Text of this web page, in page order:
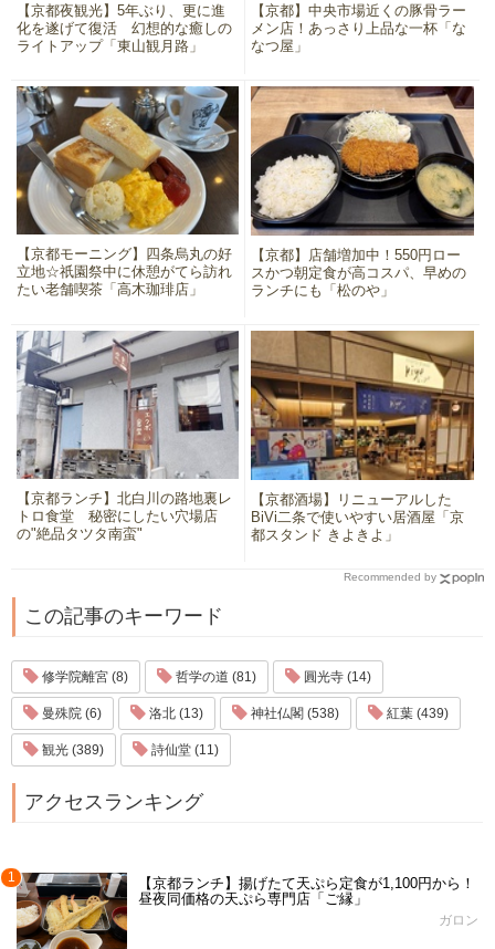
【京都夜観光】5年ぶり、更に進
化を遂げて復活 幻想的な癒しの
ライトアップ「東山観月路」
【京都】中央市場近くの豚骨ラー
メン店！あっさり上品な一杯「な
なつ屋」
【京都モーニング】四条烏丸の好
立地☆祇園祭中に休憩がてら訪れ
たい老舗喫茶「高木珈琲店」
【京都】店舗増加中！550円ロー
スかつ朝定食が高コスパ、早めの
ランチにも「松のや」
【京都ランチ】北白川の路地裏レ
トロ食堂 秘密にしたい穴場店
の"絶品タツタ南蛮"
【京都酒場】リニューアルした
BiVi二条で使いやすい居酒屋「京
都スタンド きよきよ」
Recommended by
この記事のキーワード
修学院離宮 (8) 哲学の道 (81) 圓光寺 (14)
曼殊院 (6) 洛北 (13) 神社仏閣 (538) 紅葉 (439)
観光 (389) 詩仙堂 (11)
アクセスランキング
1
【京都ランチ】揚げたて天ぷら定食が1,100円から！
昼夜同価格の天ぷら専門店「ご縁」
ガロン